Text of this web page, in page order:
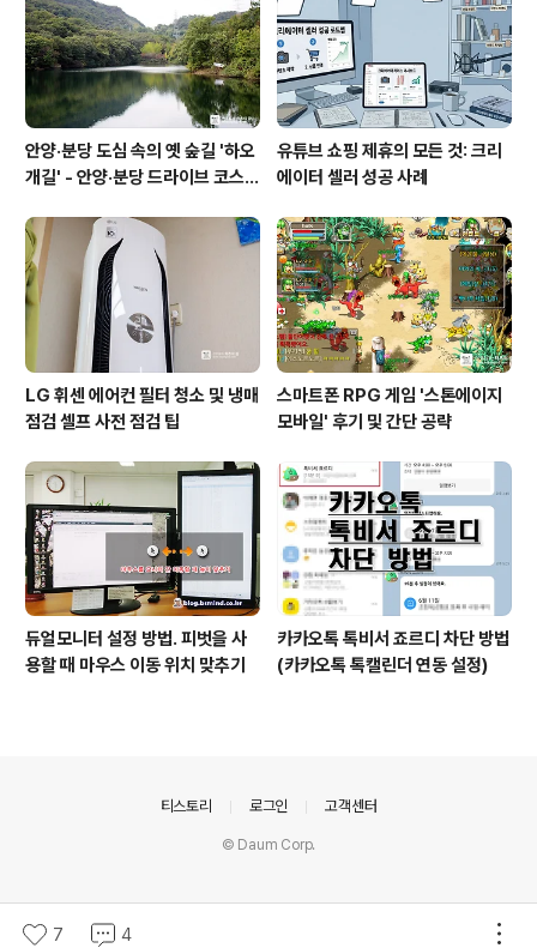
안양·분당 도심 속의 옛 숲길 '하오
개길' - 안양·분당 드라이브 코스
유튜브 쇼핑 제휴의 모든 것: 크리
에이터 셀러 성공 사례
LG 휘센 에어컨 필터 청소 및 냉매
점검 셀프 사전 점검 팁
스마트폰 RPG 게임 '스톤에이지
모바일' 후기 및 간단 공략
듀얼모니터 설정 방법. 피벗을 사
용할 때 마우스 이동 위치 맞추기
카카오톡 톡비서 죠르디 차단 방법
(카카오톡 톡캘린더 연동 설정)
7 4
티스토리 로그인 고객센터
© Daum Corp.